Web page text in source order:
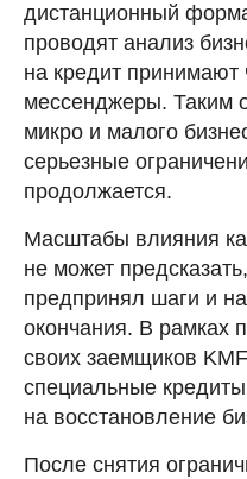
дистанционный
проводят анализ
на кредит принимают
мессенджеры. Таким
микро и малого
серьезные
продолжается.
Масштабы влияния
не может
предпринял шаги и
окончания. В рамках
своих заемщиков
специальные
на восстановление
После снятия